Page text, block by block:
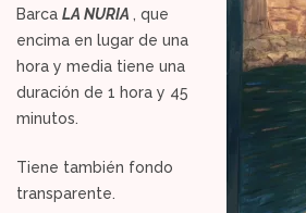
Barca LA NURIA , que
encima en lugar de una
hora y media tiene una
duración de 1 hora y 45
minutos.
Tiene también fondo
transparente.